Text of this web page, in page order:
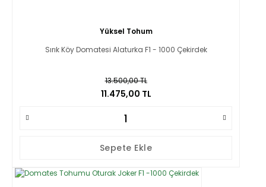
Yüksel Tohum
Sırık Köy Domatesi Alaturka F1 - 1000 Çekirdek
13.500,00 TL
11.475,00 TL
Sepete Ekle